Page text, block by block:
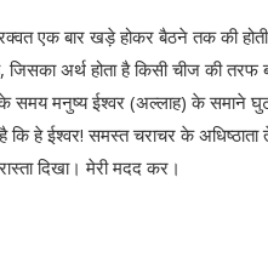
एक बार खड़े होकर बैठने तक की
अर्थ होता है किसी चीज की
समय मनुष्‍य ईश्‍वर (अल्‍लाह) के समाने
हे ईश्‍वर! समस्‍त चराचर के
दिखा। मेरी मदद कर।